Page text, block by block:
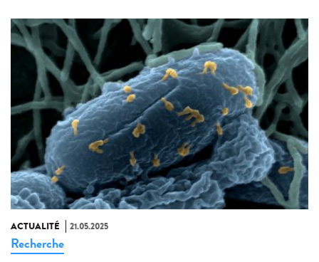
ACTUALITÉ 21.05.2025
Recherche